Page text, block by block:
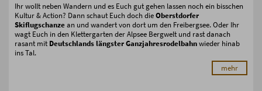
Ihr wollt neben Wandern und es Euch gut gehen lassen noch ein bisschen
Kultur & Action? Dann schaut Euch doch dieOberstdorfer
Skiflugschanzean und wandert von dort um den Freibergsee. Oder Ihr
wagt Euch in den Klettergarten der Alpsee Bergwelt und rast danach
rasant mit Deutschlands längster Ganzjahresrodelbahnwieder hinab
ins Tal.
mehr